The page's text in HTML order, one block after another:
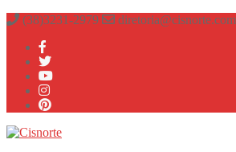
Pular
conteúdo
Menu
fechado
(38)3231-2979